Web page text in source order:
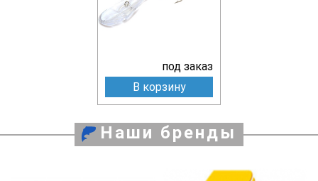
под заказ
В корзину
Наши бренды